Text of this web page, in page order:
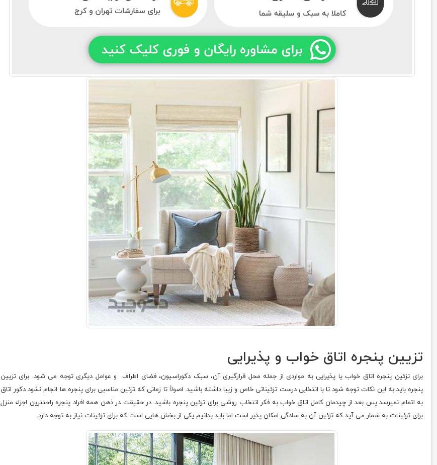
تزیین پنجره اتاق خواب و پذیرایی
برای تزئین پنجره اتاق خواب یا پذیرایی به مواردی از جمله محل قرارگیری آن، سبک دکوراسیون، فضای اطراف و عوامل دیگری توجه می شود. برای تزیین
پنجره باید به این نکات توجه شود تا با انتخابی درست تزئیناتی خاص و زیبا داشته باشید. اصولاً تا زمانی که تزئین مناسبی برای پنجره ها انجام نشود دکور اتاق
به اتمام نمیرسد پس بعد از چیدمان کامل اتاق خواب به فکر انتخاب روشی برای تزئین پنجره باشید. در حقیقت در ذهن همه افراد پنجره راحتترین اجزاء منزل
برای تزئینات به شمار می آید که تزئین آن به سادگی امکان پذیر است اما باید بدانیم یکی از بخش هایی است که برای تزئینات نیاز به توجه دارد.